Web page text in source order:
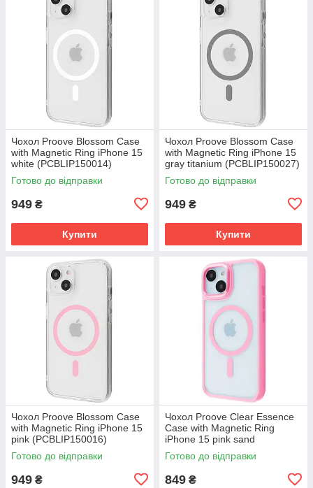
Чохол Proove Blossom Case
with Magnetic Ring iPhone 15
white (PCBLIP150014)
Готово до відправки
949 ₴
Купити
Чохол Proove Blossom Case
with Magnetic Ring iPhone 15
gray titanium (PCBLIP150027)
Готово до відправки
949 ₴
Купити
Чохол Proove Blossom Case
with Magnetic Ring iPhone 15
pink (PCBLIP150016)
Готово до відправки
949 ₴
Чохол Proove Clear Essence
Case with Magnetic Ring
iPhone 15 pink sand
(PCCEIP150028)
Готово до відправки
849 ₴